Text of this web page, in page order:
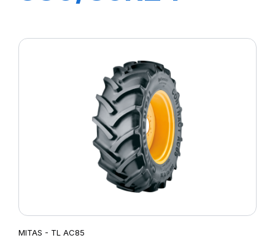
131A8/131B TL
(14.9R24)
MITAS - TL AC85